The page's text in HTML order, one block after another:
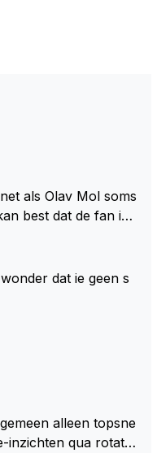
best dat de fan in
races zijn dit leuke
dat ie geen s
alleen topsne
inzichten qua rotati